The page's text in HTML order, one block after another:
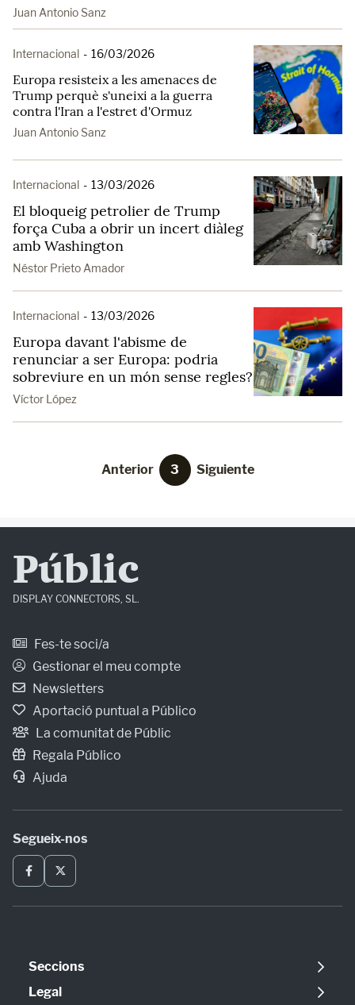
Juan Antonio Sanz
Internacional - 16/03/2026
Europa resisteix a les amenaces de
Trump perquè s'uneixi a la guerra
contra l'Iran a l'estret d'Ormuz
Juan Antonio Sanz
Internacional - 13/03/2026
El bloqueig petrolier de Trump
força Cuba a obrir un incert diàleg
amb Washington
Néstor Prieto Amador
Internacional - 13/03/2026
Europa davant l'abisme de
renunciar a ser Europa: podria
sobreviure en un món sense regles?
Víctor López
Anterior 3 Siguiente
Públic
DISPLAY CONNECTORS, SL.
Fes-te soci/a
Gestionar el meu compte
Newsletters
Aportació puntual a Público
La comunitat de Públic
Regala Público
Ajuda
Segueix-nos
Seccions
Política
Legal